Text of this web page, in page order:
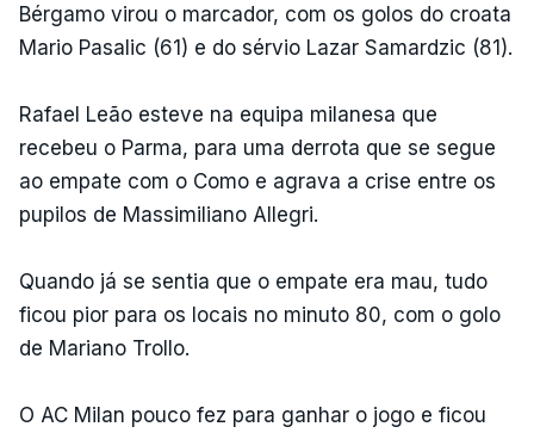
Bérgamo virou o marcador, com os golos do croata
Mario Pasalic (61) e do sérvio Lazar Samardzic (81).
Rafael Leão esteve na equipa milanesa que
recebeu o Parma, para uma derrota que se segue
ao empate com o Como e agrava a crise entre os
pupilos de Massimiliano Allegri.
Quando já se sentia que o empate era mau, tudo
ficou pior para os locais no minuto 80, com o golo
de Mariano Trollo.
O AC Milan pouco fez para ganhar o jogo e ficou